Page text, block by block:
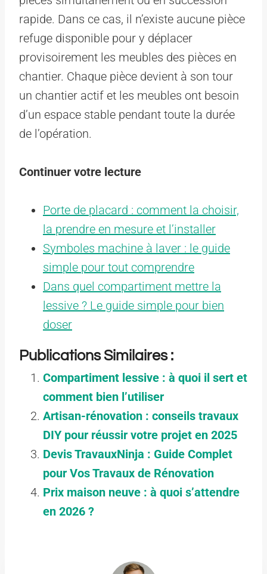
rapide. Dans ce cas, il n’existe aucune pièce
refuge disponible pour y déplacer
provisoirement les meubles des pièces en
chantier. Chaque pièce devient à son tour
un chantier actif et les meubles ont besoin
d’un espace stable pendant toute la durée
de l’opération.
Continuer votre lecture
Porte de placard : comment la choisir,
la prendre en mesure et l’installer
Symboles machine à laver : le guide
simple pour tout comprendre
Dans quel compartiment mettre la
lessive ? Le guide simple pour bien
doser
Publications Similaires :
Compartiment lessive : à quoi il sert et
comment bien l’utiliser
Artisan-rénovation : conseils travaux
DIY pour réussir votre projet en 2025
Devis TravauxNinja : Guide Complet
pour Vos Travaux de Rénovation
Prix maison neuve : à quoi s’attendre
en 2026 ?